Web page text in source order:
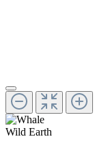
Wild Earth